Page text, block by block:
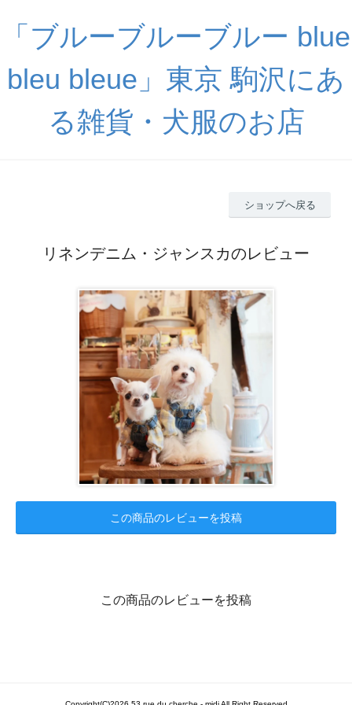
「ブルーブルーブルー blue
bleu bleue」東京 駒沢にあ
る雑貨・犬服のお店
ショップへ戻る
リネンデニム・ジャンスカのレビュー
この商品のレビューを投稿
この商品のレビューを投稿